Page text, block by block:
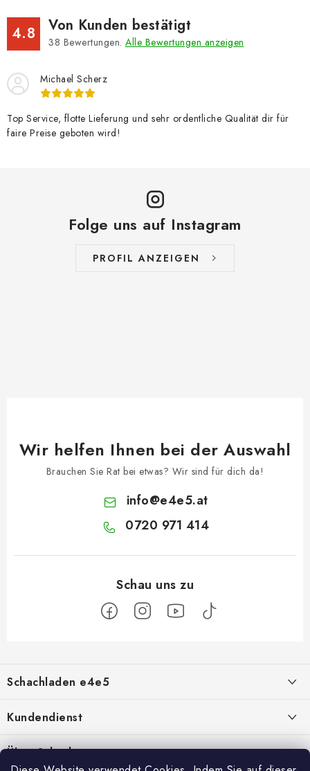
4.8 Von Kunden bestätigt
38 Bewertungen. Alle Bewertungen anzeigen
Michael Scherz
Top Service, flotte Lieferung und sehr ordentliche Qualität dir für
faire Preise geboten wird!
Folge uns auf Instagram
PROFIL ANZEIGEN
Wir helfen Ihnen bei der Auswahl
Brauchen Sie Rat bei etwas? Wir sind für dich da!
info@e4e5.at
0720 971 414
ß
z
e
i
Schachladen e4e5
Kontakt
Kundendienst
Geschäftsbedingungen
Über Schach